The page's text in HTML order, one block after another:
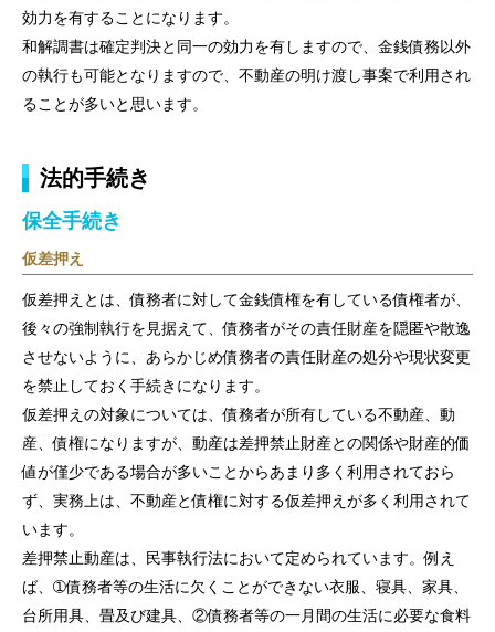
効力を有することになります。
和解調書は確定判決と同一の効力を有しますので、金銭債務以外
の執行も可能となりますので、不動産の明け渡し事案で利用され
ることが多いと思います。
法的手続き
保全手続き
仮差押え
仮差押えとは、債務者に対して金銭債権を有している債権者が、
後々の強制執行を見据えて、債務者がその責任財産を隠匿や散逸
させないように、あらかじめ債務者の責任財産の処分や現状変更
を禁止しておく手続きになります。
仮差押えの対象については、債務者が所有している不動産、動
産、債権になりますが、動産は差押禁止財産との関係や財産的価
値が僅少である場合が多いことからあまり多く利用されておら
ず、実務上は、不動産と債権に対する仮差押えが多く利用されて
います。
差押禁止動産は、民事執行法において定められています。例え
ば、➀債務者等の生活に欠くことができない衣服、寝具、家具、
台所用具、畳及び建具、②債務者等の一月間の生活に必要な食料